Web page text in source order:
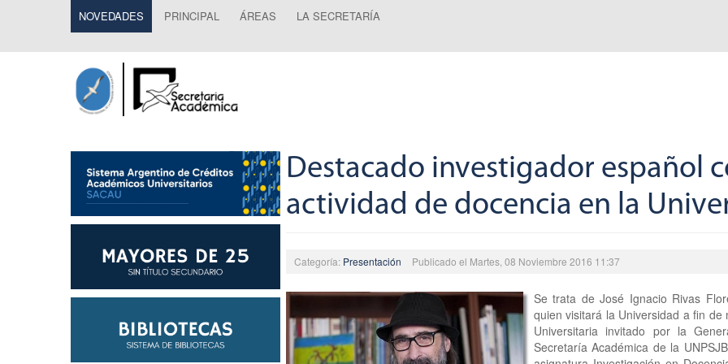
NOVEDADES PRINCIPAL ÁREAS LA SECRETARÍA
Destacado investigador español
actividad de docencia en la
Categoría: Presentación Publicado el Martes, 08 Noviembre 2016 11:37
Se trata de José Ignacio Rivas
quien visitará la Universidad a fin
Universitaria invitado por la
Secretaría Académica de la